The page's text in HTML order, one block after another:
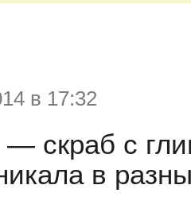
в 17:32
скраб с
в